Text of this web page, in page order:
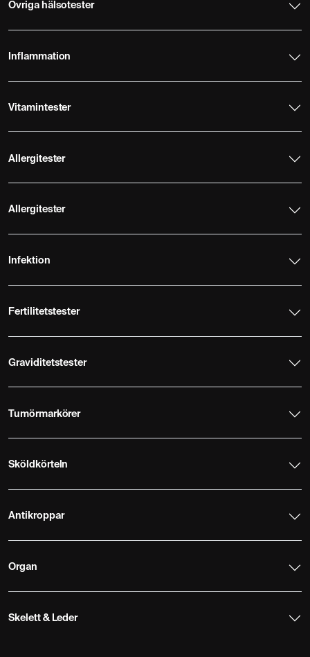
Övriga hälsotester
Inflammation
Vitamintester
Allergitester
Allergitester
Infektion
Fertilitetstester
Graviditetstester
Tumörmarkörer
Sköldkörteln
Antikroppar
Organ
Skelett & Leder